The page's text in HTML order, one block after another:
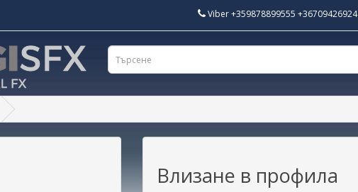
Viber +359878899555 +36709426924
Влизане в профила